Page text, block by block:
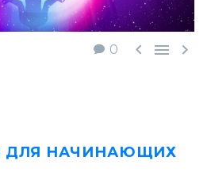
0   
ДЛЯ НАЧИНАЮЩИХ